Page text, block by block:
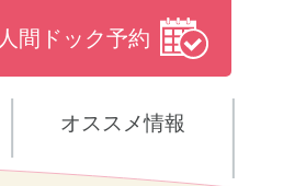
人間ドック予約
オススメ情報